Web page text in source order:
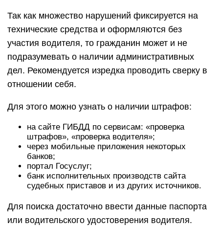
Так как множество нарушений фиксируется на
технические средства и оформляются без
участия водителя, то гражданин может и не
подразумевать о наличии административных
дел. Рекомендуется изредка проводить сверку в
отношении себя.
Для этого можно узнать о наличии штрафов:
на сайте ГИБДД по сервисам: «проверка
штрафов», «проверка водителя»;
через мобильные приложения некоторых
банков;
портал Госуслуг;
банк исполнительных производств сайта
судебных приставов и из других источников.
Для поиска достаточно ввести данные паспорта
или водительского удостоверения водителя.